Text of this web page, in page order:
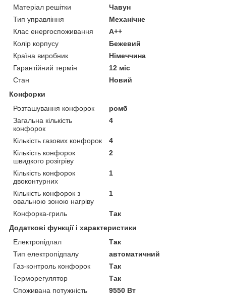
Матеріал решітки
Чавун
Тип управління
Механічне
Клас енергоспоживання
A++
Колір корпусу
Бежевий
Країна виробник
Німеччина
Гарантійний термін
12 міс
Стан
Новий
Конфорки
Розташування конфорок
ромб
Загальна кількість
конфорок
4
Кількість газових конфорок
4
Кількість конфорок
швидкого розігріву
2
Кількість конфорок
двоконтурних
1
Кількість конфорок з
овальною зоною нагріву
1
Конфорка-гриль
Так
Додаткові функції і характеристики
Електропідпал
Так
Тип електропідпалу
автоматичний
Газ-контроль конфорок
Так
Терморегулятор
Так
Споживана потужність
9550 Вт